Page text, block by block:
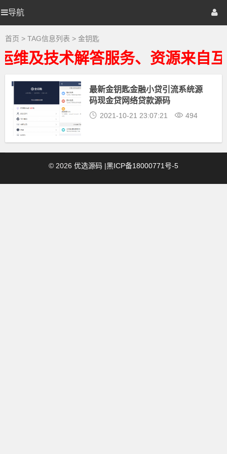
导航
大
全
金
钥
关
最
新
资
源
下
载
优
选
源
棋牌源码
首页 > TAG信息列表 > 金钥匙
维及技术解答服务、资源来自
最新金钥匙金融小贷引流系统源
码现金贷网络贷款源码
2021-10-21 23:07:21 494
© 2026 优选源码 |黑ICP备18000771号-5